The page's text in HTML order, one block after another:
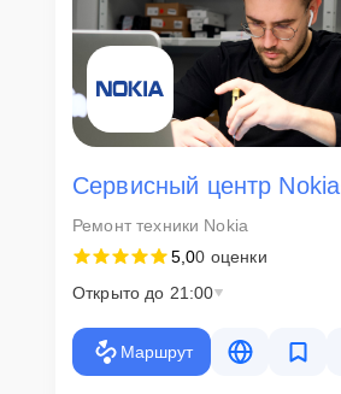
Сервисный центр Nokia
Ремонт техники Nokia
5,00 оценки
Открыто до 21:00
Маршрут